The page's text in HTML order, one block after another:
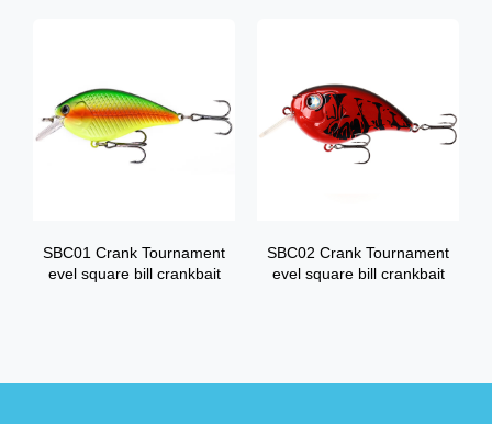
SBC01 Crank Tournament
evel square bill crankbait
SBC02 Crank Tournament
evel square bill crankbait